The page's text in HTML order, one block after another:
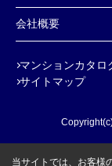
会社概要
マンションカタロ
サイトマップ
当サイトでは、お客様